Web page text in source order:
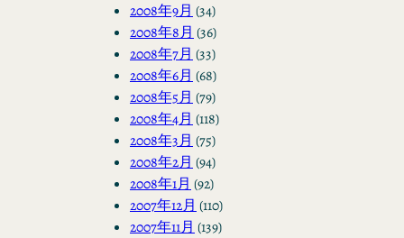
2008年9月 (34)
2008年8月 (36)
2008年7月 (33)
2008年6月 (68)
2008年5月 (79)
2008年4月 (118)
2008年3月 (75)
2008年2月 (94)
2008年1月 (92)
2007年12月 (110)
2007年11月 (139)